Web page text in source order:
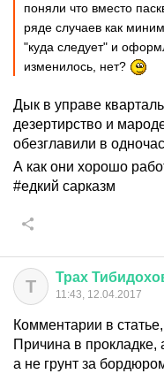
поняли что вместо
ряде случаев как
"куда следует" и
изменилось, нет?
Дык в управе
дезертирство и
обезглавили в
А как они хорошо
#едкий сарказм
Т Трах
11:43, 12.04.2017
Комментарии в
Причина в прокладке,
а не грунт за